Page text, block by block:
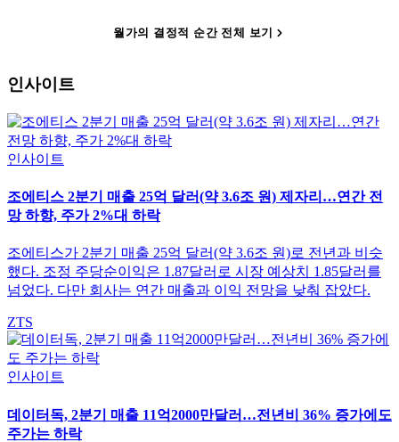
월가의 결정적 순간 전체 보기
인사이트
인사이트
조에티스 2분기 매출 25억 달러(약 3.6조 원) 제자리…연간 전
망 하향, 주가 2%대 하락
조에티스가 2분기 매출 25억 달러(약 3.6조 원)로 전년과 비슷
했다. 조정 주당순이익은 1.87달러로 시장 예상치 1.85달러를
넘었다. 다만 회사는 연간 매출과 이익 전망을 낮춰 잡았다.
ZTS
인사이트
데이터독, 2분기 매출 11억2000만달러…전년비 36% 증가에도
주가는 하락